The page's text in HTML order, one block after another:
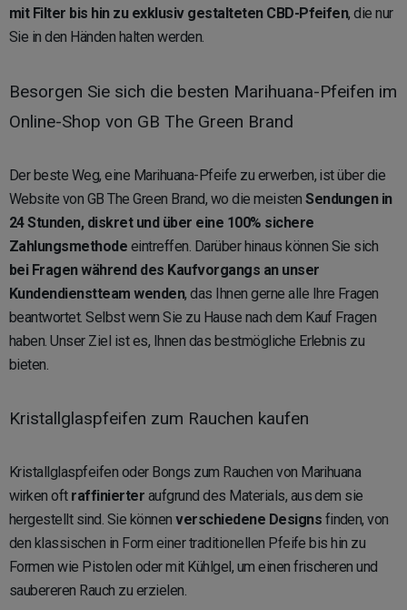
mit Filter bis hin zu exklusiv gestalteten CBD-Pfeifen, die nur
Sie in den Händen halten werden.
Besorgen Sie sich die besten Marihuana-Pfeifen im
Online-Shop von GB The Green Brand
Der beste Weg, eine Marihuana-Pfeife zu erwerben, ist über die
Website von GB The Green Brand, wo die meistenSendungen in
24 Stunden, diskret und über eine 100% sichere
Zahlungsmethode eintreffen. Darüber hinaus können Sie sich
bei Fragen während des Kaufvorgangs an unser
Kundendienstteam wenden, das Ihnen gerne alle Ihre Fragen
beantwortet. Selbst wenn Sie zu Hause nach dem Kauf Fragen
haben. Unser Ziel ist es, Ihnen das bestmögliche Erlebnis zu
bieten.
Kristallglaspfeifen zum Rauchen kaufen
Kristallglaspfeifen oder Bongs zum Rauchen von Marihuana
wirken oft raffinierter aufgrund des Materials, aus dem sie
hergestellt sind. Sie könnenverschiedene Designs finden, von
den klassischen in Form einer traditionellen Pfeife bis hin zu
Formen wie Pistolen oder mit Kühlgel, um einen frischeren und
saubereren Rauch zu erzielen.